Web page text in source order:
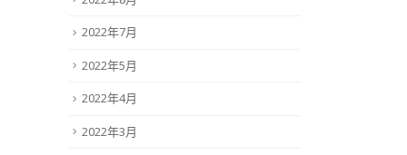
2022年7月
2022年5月
2022年4月
2022年3月